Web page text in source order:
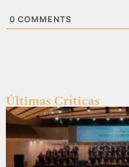
0 COMMENTS
Últimas Críticas